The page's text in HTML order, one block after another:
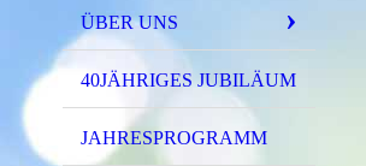
ÜBER UNS
40JÄHRIGES JUBILÄUM
JAHRESPROGRAMM